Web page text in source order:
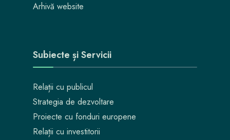
Arhivă website
Subiecte și Servicii
Relații cu publicul
Strategia de dezvoltare
Proiecte cu fonduri europene
Relații cu investitorii